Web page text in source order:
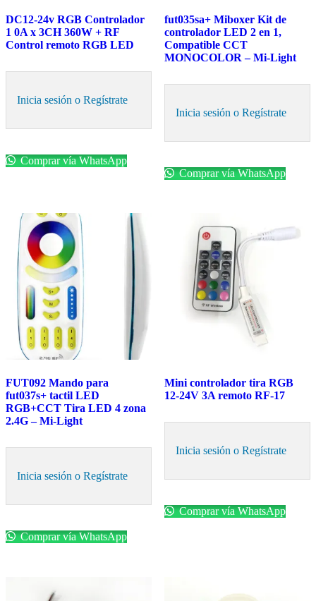
DC12-24v RGB Controlador
1 0A x 3CH 360W + RF
Control remoto RGB LED
Inicia sesión o Regístrate
Comprar vía WhatsApp
fut035sa+ Miboxer Kit de
controlador LED 2 en 1,
Compatible CCT
MONOCOLOR – Mi-Light
Inicia sesión o Regístrate
Comprar vía WhatsApp
FUT092 Mando para
fut037s+ tactil LED
RGB+CCT Tira LED 4 zona
2.4G – Mi-Light
Inicia sesión o Regístrate
Comprar vía WhatsApp
Mini controlador tira RGB
12-24V 3A remoto RF-17
Inicia sesión o Regístrate
Comprar vía WhatsApp